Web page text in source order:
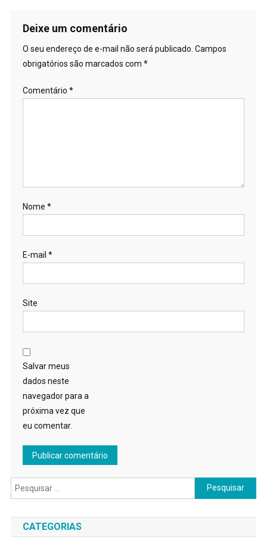
Deixe um comentário
O seu endereço de e-mail não será publicado. Campos
obrigatórios são marcados com *
Comentário *
Nome *
E-mail *
Site
Salvar meus
dados neste
navegador para a
próxima vez que
eu comentar.
Pesquisar
por:
CATEGORIAS